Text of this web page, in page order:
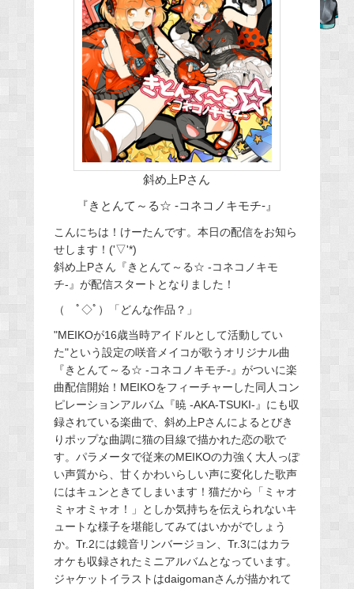
b
o
o
k
斜め上Pさん
『きとんて～る☆ -コネコノキモチ-』
こんにちは！けーたんです。本日の配信をお知ら
せします！('▽'*)
斜め上Pさん『きとんて～る☆ -コネコノキモ
チ-』が配信スタートとなりました！
（ ﾟ◇ﾟ）「どんな作品？」
"MEIKOが16歳当時アイドルとして活動してい
た"という設定の咲音メイコが歌うオリジナル曲
『きとんて～る☆ -コネコノキモチ-』がついに楽
曲配信開始！MEIKOをフィーチャーした同人コン
ピレーションアルバム『暁 -AKA-TSUKI-』にも収
録されている楽曲で、斜め上Pさんによるとびき
りポップな曲調に猫の目線で描かれた恋の歌で
す。パラメータで従来のMEIKOの力強く大人っぽ
い声質から、甘くかわいらしい声に変化した歌声
にはキュンときてしまいます！猫だから「ミャオ
ミャオミャオ！」としか気持ちを伝えられないキ
ュートな様子を堪能してみてはいかがでしょう
か。Tr.2には鏡音リンバージョン、Tr.3にはカラ
オケも収録されたミニアルバムとなっています。
ジャケットイラストはdaigomanさんが描かれて